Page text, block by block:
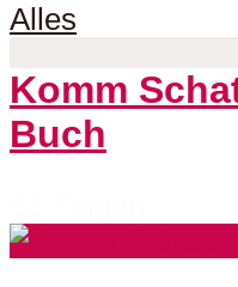
Alles
Komm
Buch